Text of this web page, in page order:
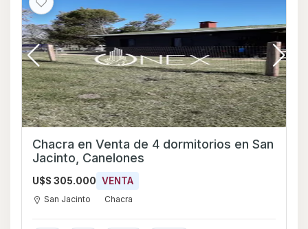
Chacra en Venta de 4 dormitorios en San
Jacinto, Canelones
U$S 305.000 VENTA
San Jacinto Chacra